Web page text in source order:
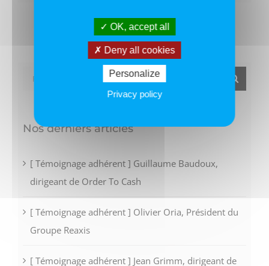
Rechercher:
Nos derniers articles
[ Témoignage adhérent ] Guillaume Baudoux,
dirigeant de Order To Cash
[ Témoignage adhérent ] Olivier Oria, Président du
Groupe Reaxis
[ Témoignage adhérent ] Jean Grimm, dirigeant de
OK, accept all
Deny all cookies
Personalize
Privacy policy